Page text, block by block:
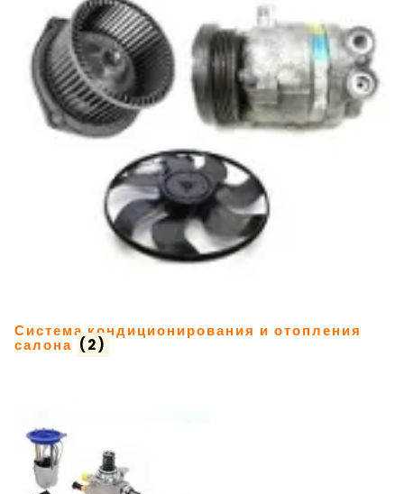
Система кондиционирования и отопления
салона (2)